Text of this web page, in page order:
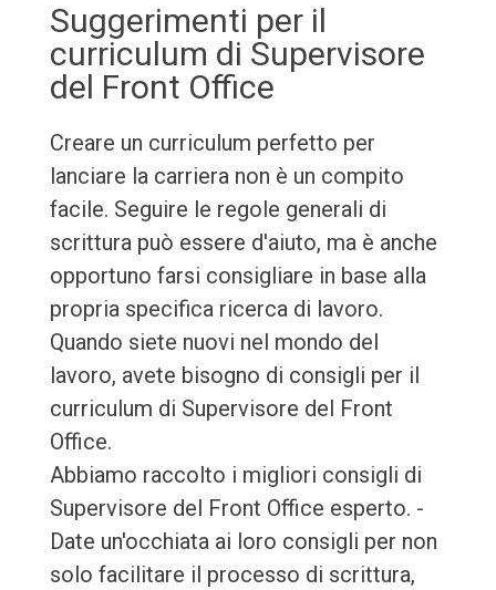
Suggerimenti per il
curriculum di Supervisore
del Front Office
Creare un curriculum perfetto per
lanciare la carriera non è un compito
facile. Seguire le regole generali di
scrittura può essere d'aiuto, ma è anche
opportuno farsi consigliare in base alla
propria specifica ricerca di lavoro.
Quando siete nuovi nel mondo del
lavoro, avete bisogno di consigli per il
curriculum di Supervisore del Front
Office.
Abbiamo raccolto i migliori consigli di
Supervisore del Front Office esperto. -
Date un'occhiata ai loro consigli per non
solo facilitare il processo di scrittura,